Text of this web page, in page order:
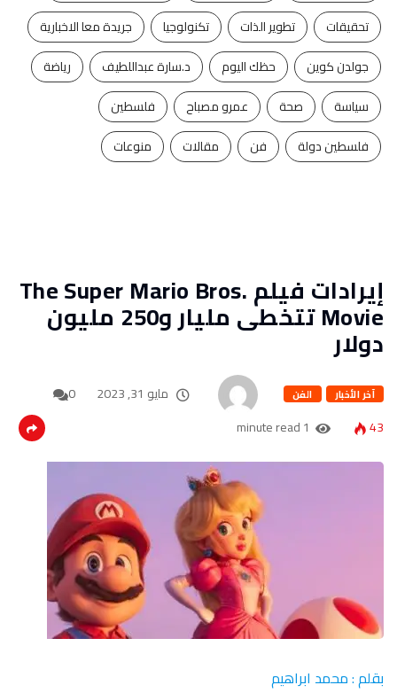
تحقيقات
تطوير الذات تكنولوجيا
جريدة معا الاخبارية
جولدن كوين
حظك اليوم د.سارة عبداللطيف
رياضة
سياسة
صحة عمرو مصباح
فلسطين
فلسطين دولة
فن مقالات منوعات
إيرادات فيلم The Super Mario Bros.
Movie تتخطى مليار و250 مليون
دولار
آخر الأخبار الفن مايو 31, 2023
0
43
1 minute read
بقلم : محمد ابراهيم